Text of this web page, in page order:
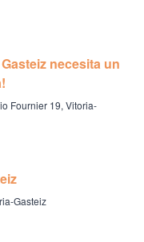
necesita un
Fournier 19, Vitoria-
Gasteiz